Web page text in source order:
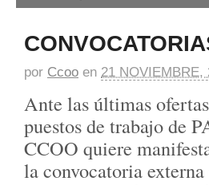
por Ccoo en 21 NOVIEMBRE,
Ante las últimas
puestos de trabajo de
CCOO quiere
la convocatoria